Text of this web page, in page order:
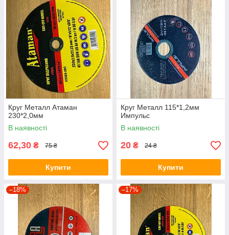
Круг Металл Атаман
230*2,0мм
В наявності
62,30 ₴ 75 ₴
Купити
Круг Металл 115*1,2мм
Импульс
В наявності
20 ₴ 24 ₴
Купити
–18% –17%